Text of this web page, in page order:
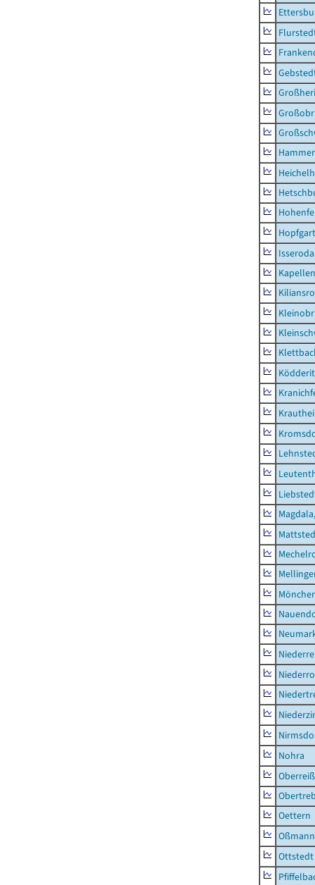
Isseroda
Nohra
Oettern
Ottstedt